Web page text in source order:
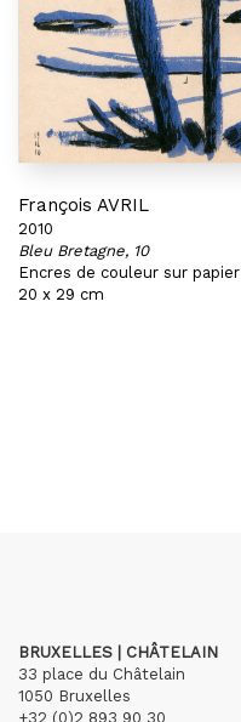
François AVRIL
2010
Bleu Bretagne, 10
Encres de couleur sur papier
20 x 29 cm
BRUXELLES | CHÂTELAIN
33 place du Châtelain
1050 Bruxelles
+32 (0)2 893 90 30